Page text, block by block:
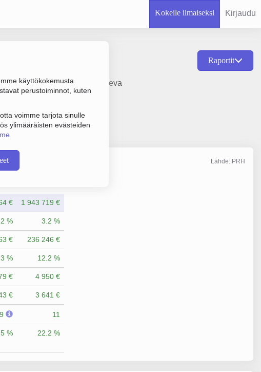
Kokeile ilmaiseksi Kirjaudu
käyttökokemusta.
perustoiminnot, kuten
voimme tarjota sinulle
ylimääräisten evästeiden
Raportit
Muu maaliikennettä palveleva
Lähde: PRH
€ 1 943 719 €
% 3.2 %
€ 236 246 €
% 12.2 %
€ 4 950 €
€ 3 641 €
9 11
% 22.2 %